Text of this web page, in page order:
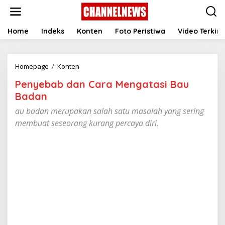
t
Home Indeks Konten Foto Peristiwa Video Terkini
Homepage / Konten
n
b
a
b
Penyebab dan Cara Mengatasi Bau
Badan
au badan merupakan salah satu masalah yang sering
membuat seseorang kurang percaya diri.